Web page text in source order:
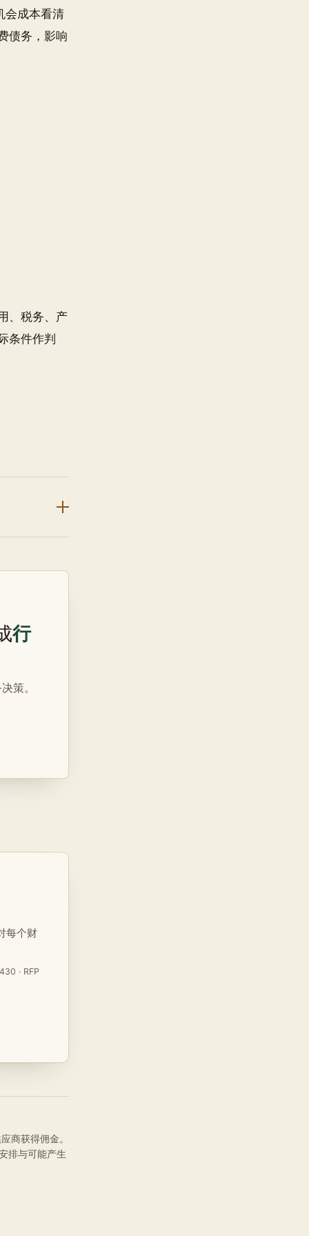
会成本看清
债务，影响
、税务、产
条件作判
行
策。
每个财
· RFP
商获得佣金。
排与可能产生